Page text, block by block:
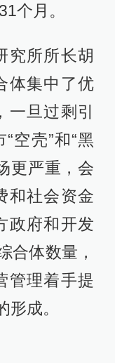
个月。
究所所长胡
体集中了优
旦过剩引
空壳”和“黑
更严重，会
和社会资金
政府和开发
合体数量，
管理着手提
形成。